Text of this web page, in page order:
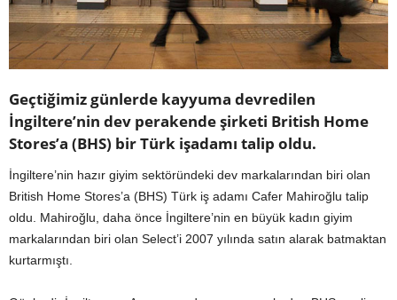
Geçtiğimiz günlerde kayyuma devredilen
İngiltere’nin dev perakende şirketi British Home
Stores’a (BHS) bir Türk işadamı talip oldu.
İngiltere’nin hazır giyim sektöründeki dev markalarından biri olan
British Home Stores’a (BHS) Türk iş adamı Cafer Mahiroğlu talip
oldu. Mahiroğlu, daha önce İngiltere’nin en büyük kadın giyim
markalarından biri olan Select’i 2007 yılında satın alarak batmaktan
kurtarmıştı.